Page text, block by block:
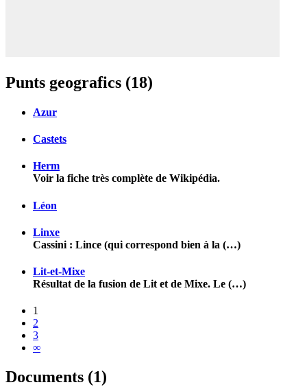
Punts geografics (18)
Azur
Castets
Herm
Voir la fiche très complète de Wikipédia.
Léon
Linxe
Cassini : Lince (qui correspond bien à la (…)
Lit-et-Mixe
Résultat de la fusion de Lit et de Mixe. Le (…)
1
2
3
∞
Documents (1)